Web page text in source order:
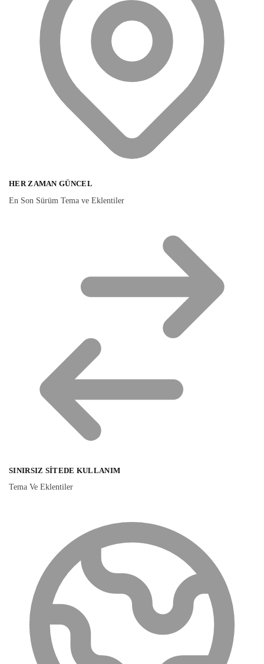
HER ZAMAN GÜNCEL
En Son Sürüm Tema ve Eklentiler
SINIRSIZ SITEDE KULLANIM
Tema Ve Eklentiler